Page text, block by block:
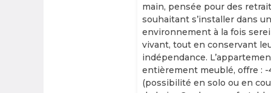
main, pensée pour des
souhaitant s’installer dans un
environnement à la fois
vivant, tout en conservant
indépendance.
entièrement meublé, offre :
(possibilité en solo ou en